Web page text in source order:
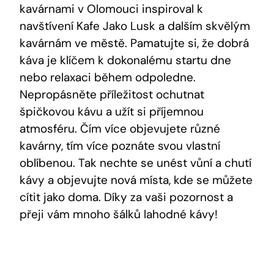
kavárnami v Olomouci inspiroval k⁤
navštívení⁤ Kafe Jako Lusk a dalším skvělým
kavárnám ve městě. ⁤Pamatujte si, že dobrá
káva je klíčem⁤ k dokonalému startu dne
nebo relaxaci během odpoledne.
Nepropásněte příležitost ochutnat
špičkovou kávu a užít si příjemnou
atmosféru. Čím více objevujete různé
kavárny, tím více poznáte svou vlastní
oblíbenou. Tak nechte se unést vůní a chutí⁣
kávy a objevujte nová místa, ⁤kde se můžete
cítit jako doma. Díky za⁢ vaši pozornost a
přeji vám mnoho šálků lahodné kávy!